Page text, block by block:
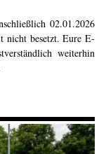
02.01.2026
nicht besetzt. Eure E-
weiterhin